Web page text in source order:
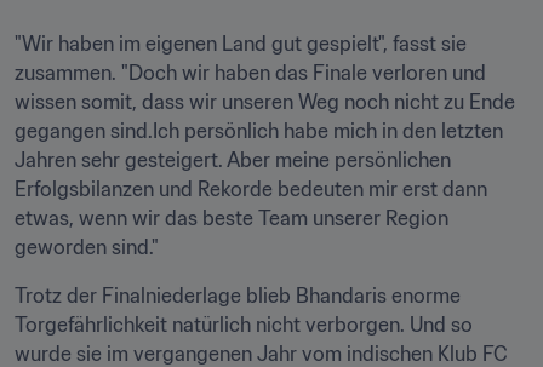
"Wir haben im eigenen Land gut gespielt", fasst sie
zusammen. "Doch wir haben das Finale verloren und
wissen somit, dass wir unseren Weg noch nicht zu Ende
gegangen sind.Ich persönlich habe mich in den letzten
Jahren sehr gesteigert. Aber meine persönlichen
Erfolgsbilanzen und Rekorde bedeuten mir erst dann
etwas, wenn wir das beste Team unserer Region
geworden sind."
Trotz der Finalniederlage blieb Bhandaris enorme
Torgefährlichkeit natürlich nicht verborgen. Und so
wurde sie im vergangenen Jahr vom indischen Klub FC